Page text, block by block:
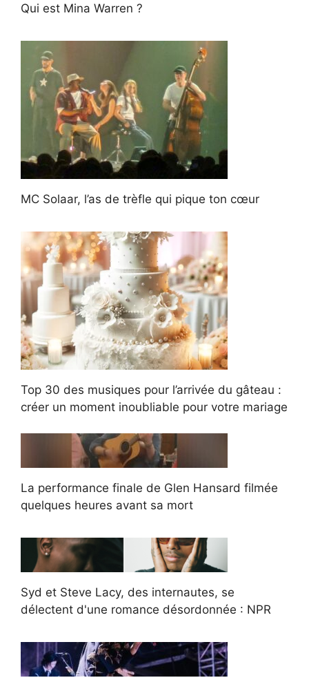
Qui est Mina Warren ?
MC Solaar, l’as de trèfle qui pique ton cœur
Top 30 des musiques pour l’arrivée du gâteau :
créer un moment inoubliable pour votre mariage
La performance finale de Glen Hansard filmée
quelques heures avant sa mort
Syd et Steve Lacy, des internautes, se
délectent d'une romance désordonnée : NPR